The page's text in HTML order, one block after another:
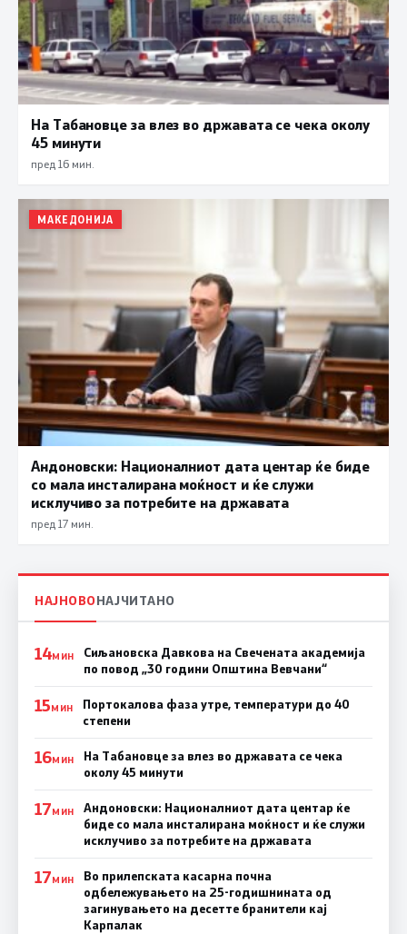
На Табановце за влез во државата се чека околу
45 минути
пред 16 мин.
МАКЕДОНИЈА
Андоновски: Националниот дата центар ќе биде
со мала инсталирана моќност и ќе служи
исклучиво за потребите на државата
пред 17 мин.
НАЈНОВОНАЈЧИТАНО
14МИН
Сиљановска Давкова на Свечената академија
по повод „30 години Општина Вевчани“
15МИН
Портокалова фаза утре, температури до 40
степени
16МИН
На Табановце за влез во државата се чека
околу 45 минути
17МИН
Андоновски: Националниот дата центар ќе
биде со мала инсталирана моќност и ќе служи
исклучиво за потребите на државата
17МИН
Во прилепската касарна почна
одбележувањето на 25-годишнината од
загинувањето на десетте бранители кај
Карпалак